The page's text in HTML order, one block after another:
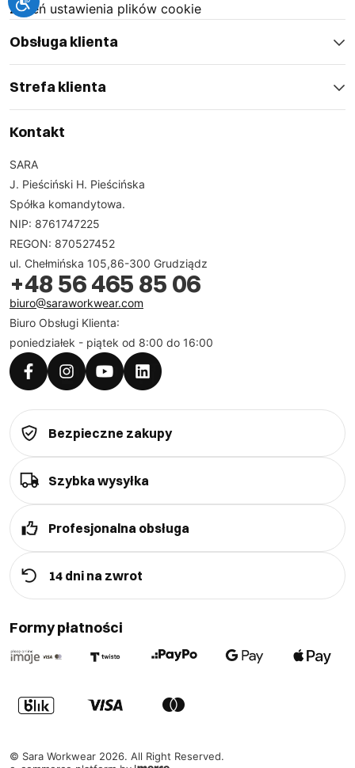
Zmień ustawienia plików cookie
Obsługa klienta
Strefa klienta
Kontakt
SARA
J. Pieściński H. Pieścińska
Spółka komandytowa.
NIP: 8761747225
REGON: 870527452
ul. Chełmińska 105,86-300 Grudziądz
+48 56 465 85 06
biuro@saraworkwear.com
Biuro Obsługi Klienta:
poniedziałek - piątek od 8:00 do 16:00
Bezpieczne zakupy
Szybka wysyłka
Profesjonalna obsługa
14 dni na zwrot
Formy płatności
© Sara Workwear 2026. All Right Reserved.